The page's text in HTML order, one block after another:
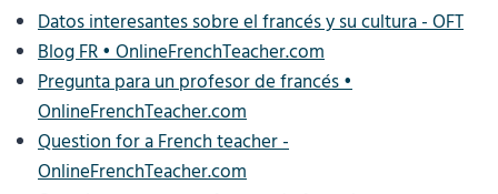
Datos interesantes sobre el francés y su cultura - OFT
Blog FR • OnlineFrenchTeacher.com
Pregunta para un profesor de francés •
OnlineFrenchTeacher.com
Question for a French teacher -
OnlineFrenchTeacher.com